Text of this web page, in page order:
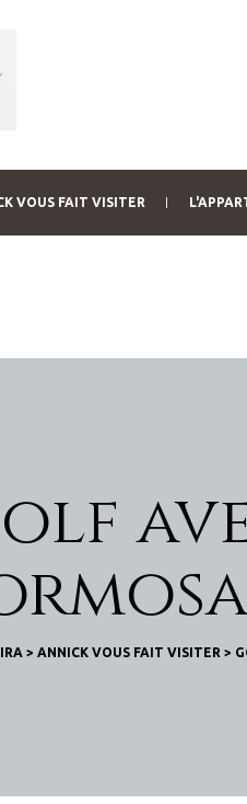
VOUS FAIT VISITER
> ANNICK VOUS FAIT VISITER >